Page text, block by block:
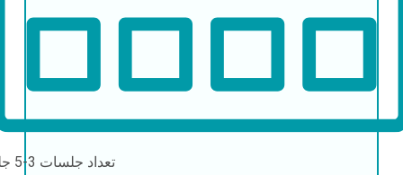
تعداد جلسات 3-5 جلسه